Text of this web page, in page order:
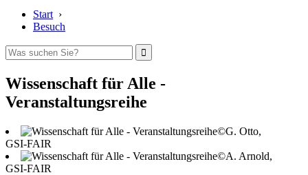
Start ›
Besuch
Wissenschaft für Alle -
Veranstaltungsreihe
©G. Otto,
GSI-FAIR
©A. Arnold,
GSI-FAIR